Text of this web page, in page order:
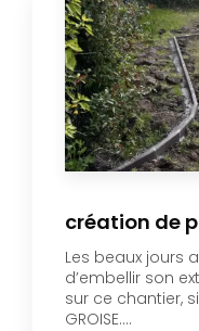
création de
Les beaux jours
d’embellir son
sur ce chantier,
GROISE....